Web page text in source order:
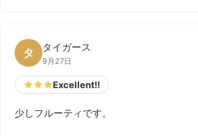
タ タイガース
9月27日
Excellent!!
少しフルーティです。